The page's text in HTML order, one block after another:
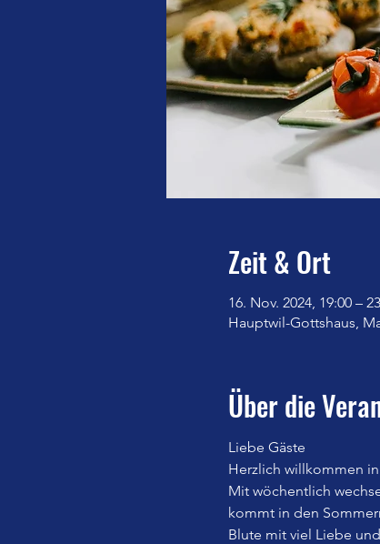
Zeit & Ort
16. Nov. 2024, 19:00 –
Hauptwil-Gottshaus,
Über die
Liebe Gäste
Herzlich willkommen
Mit wöchentlich
kommt in den
Blute mit viel Liebe